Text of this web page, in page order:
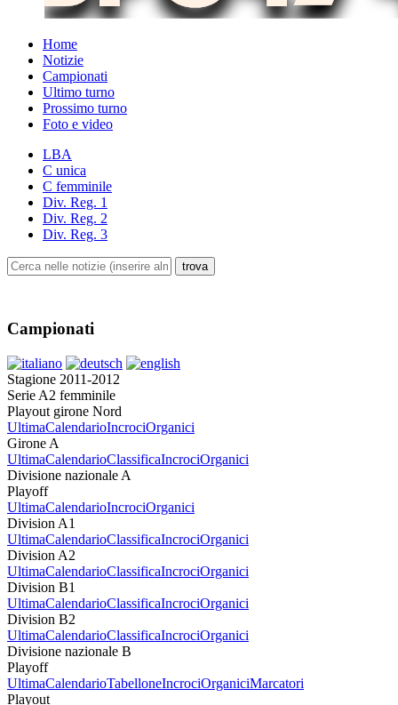
Home
Notizie
Campionati
Ultimo turno
Prossimo turno
Foto e video
LBA
C unica
C femminile
Div. Reg. 1
Div. Reg. 2
Div. Reg. 3
Campionati
Stagione 2011-2012
Serie A2 femminile
Playout girone Nord
UltimaCalendarioIncrociOrganici
Girone A
UltimaCalendarioClassificaIncrociOrganici
Divisione nazionale A
Playoff
UltimaCalendarioIncrociOrganici
Division A1
UltimaCalendarioClassificaIncrociOrganici
Division A2
UltimaCalendarioClassificaIncrociOrganici
Division B1
UltimaCalendarioClassificaIncrociOrganici
Division B2
UltimaCalendarioClassificaIncrociOrganici
Divisione nazionale B
Playoff
UltimaCalendarioTabelloneIncrociOrganiciMarcatori
Playout